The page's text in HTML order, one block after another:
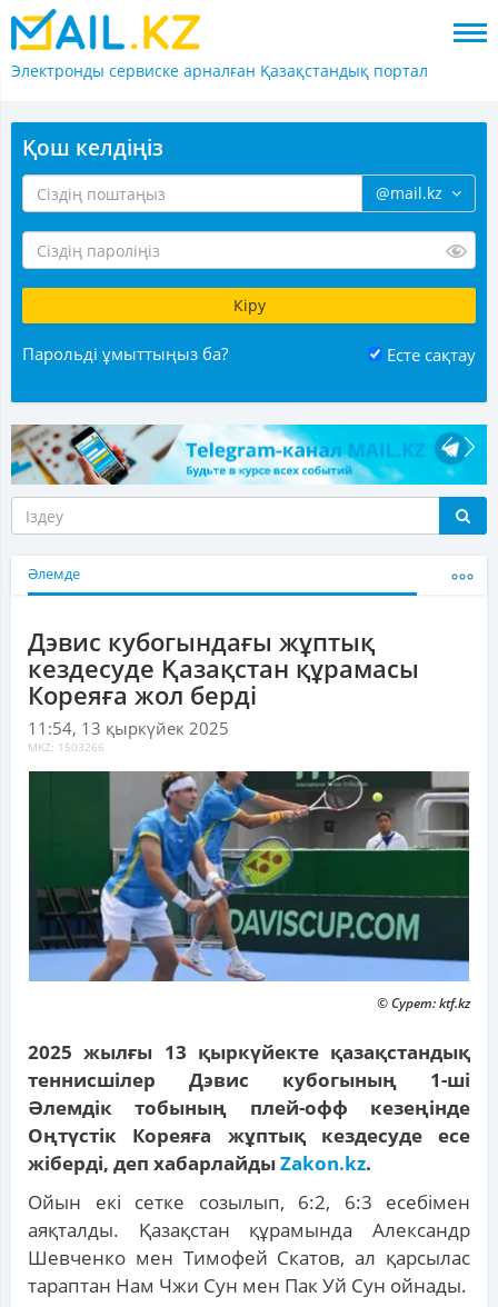
Электронды сервиске арналған Қазақстандық портал
Қош келдіңіз
@mail.kz
Парольді ұмыттыңыз ба? Есте сақтау
Әлемде
Дэвис кубогындағы жұптық
кездесуде Қазақстан құрамасы
Кореяға жол берді
11:54, 13 қыркүйек 2025
MKZ: 1503266
© Сурет: ktf.kz
2025 жылғы 13 қыркүйекте қазақстандық
теннисшілер Дэвис кубогының 1-ші
Әлемдік тобының плей-офф кезеңінде
Оңтүстік Кореяға жұптық кездесуде есе
жіберді, деп хабарлайдыZakon.kz.
Ойын екі сетке созылып, 6:2, 6:3 есебімен
аяқталды. Қазақстан құрамында Александр
Шевченко мен Тимофей Скатов, ал қарсылас
тараптан Нам Чжи Сун мен Пак Уй Сун ойнады.